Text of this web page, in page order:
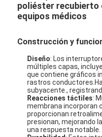
poliéster recubierto
equipos médicos
Construcción y
Diseño: Los
múltiples capas,
que contiene gráficos
rastros
subyacente.,
Reacciones táctiles:
membrana incorporan
proporcionan
presionan, mejorando
una respuesta notable.